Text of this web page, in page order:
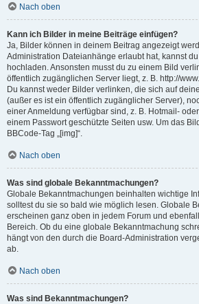
Nach oben
Kann ich Bilder in meine Beiträge einfügen?
Ja, Bilder können in deinem Beitrag angezeigt
Administration Dateianhänge erlaubt hat, kannst
hochladen. Ansonsten musst du zu einem Bild
öffentlich zugänglichen Server liegt, z. B. http://
Du kannst weder Bilder verlinken, die sich auf
(außer es ist ein öffentlich zugänglicher Server),
einer Anmeldung verfügbar sind, z. B. Hotmail-
einem Passwort geschützte Seiten usw. Um das
BBCode-Tag „[img]“.
Nach oben
Was sind globale Bekanntmachungen?
Globale Bekanntmachungen beinhalten wichtige
solltest du sie so bald wie möglich lesen. Globale
erscheinen ganz oben in jedem Forum und
Bereich. Ob du eine globale Bekanntmachung
hängt von den durch die Board-Administration
ab.
Nach oben
Was sind Bekanntmachungen?